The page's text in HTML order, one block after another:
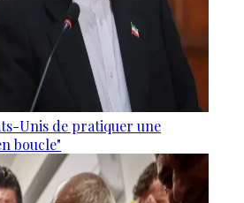
Unis de pratiquer une
boucle"